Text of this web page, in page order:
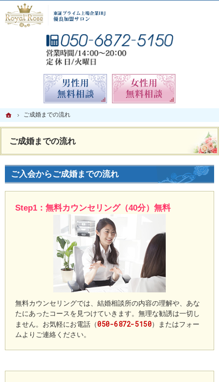
ホーム
ご成婚までの流れ
ご成婚までの流れ
男性に人気の相談所。札幌の結婚相談所なら当相談所へ。
札幌の結婚相談所なら親身なサポートが人気のロイヤルローズ札幌
ご入会からご成婚までの流れ
Step1：無料カウンセリング（40分）無料
無料カウンセリングでは、結婚相談所の内容の理解や、あな
たにあったコースを見つけていきます。無理な勧誘は一切し
ません。お気軽にお電話（050-6872-5150）またはフォー
ムよりご連絡ください。
無料相談予約男性用
ホーム
ご成婚までの流れ